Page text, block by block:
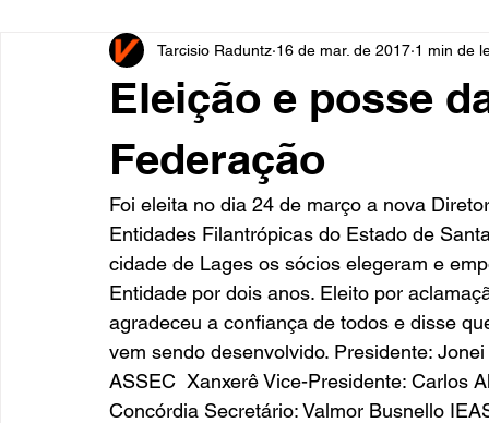
Notícias da AHESC Liderança Dia
Eleição e posse
Federação
Tarcisio Raduntz 16 de mar. de 2017 1 min de
Foi eleita no dia 24 de março a nova
Entidades Filantrópicas do Estado de
cidade de Lages os sócios elegeram e
Entidade por dois anos. Eleito por
agradeceu a confiança de todos e disse
vem sendo desenvolvido. Presidente:
ASSEC  Xanxerê Vice-Presidente:
Concórdia Secretário: Valmor Busnello